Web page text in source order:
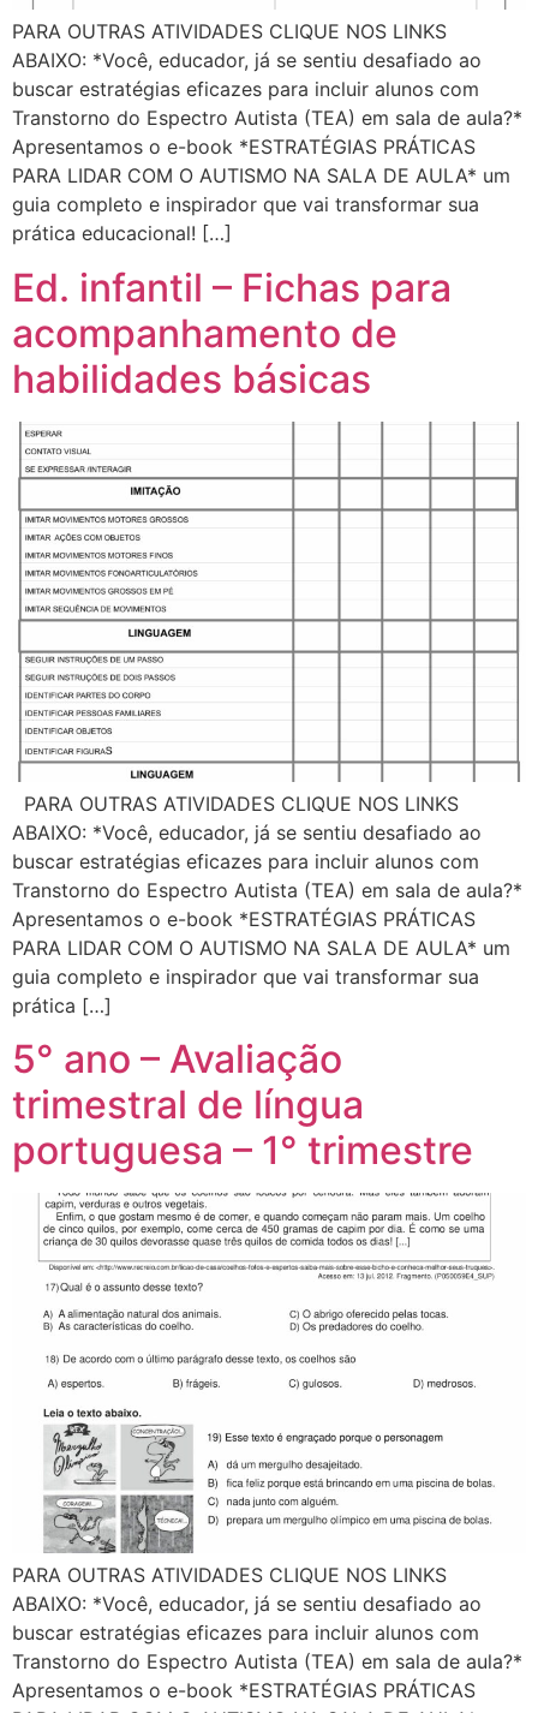
PARA OUTRAS ATIVIDADES CLIQUE NOS LINKS
ABAIXO: *Você, educador, já se sentiu desafiado ao
buscar estratégias eficazes para incluir alunos com
Transtorno do Espectro Autista (TEA) em sala de aula?*
Apresentamos o e-book *ESTRATÉGIAS PRÁTICAS
PARA LIDAR COM O AUTISMO NA SALA DE AULA* um
guia completo e inspirador que vai transformar sua
prática educacional! […]
Ed. infantil – Fichas para
acompanhamento de
habilidades básicas
PARA OUTRAS ATIVIDADES CLIQUE NOS LINKS
ABAIXO: *Você, educador, já se sentiu desafiado ao
buscar estratégias eficazes para incluir alunos com
Transtorno do Espectro Autista (TEA) em sala de aula?*
Apresentamos o e-book *ESTRATÉGIAS PRÁTICAS
PARA LIDAR COM O AUTISMO NA SALA DE AULA* um
guia completo e inspirador que vai transformar sua
prática […]
5° ano – Avaliação
trimestral de língua
portuguesa – 1° trimestre
PARA OUTRAS ATIVIDADES CLIQUE NOS LINKS
ABAIXO: *Você, educador, já se sentiu desafiado ao
buscar estratégias eficazes para incluir alunos com
Transtorno do Espectro Autista (TEA) em sala de aula?*
Apresentamos o e-book *ESTRATÉGIAS PRÁTICAS